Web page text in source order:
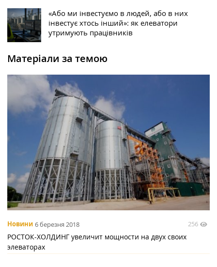
«Або ми інвестуємо в людей, або в них
інвестує хтось інший»: як елеватори
утримують працівників
Матеріали за темою
Новини 6 березня 2018 256
РОСТОК-ХОЛДИНГ увеличит мощности на двух своих
элеваторах